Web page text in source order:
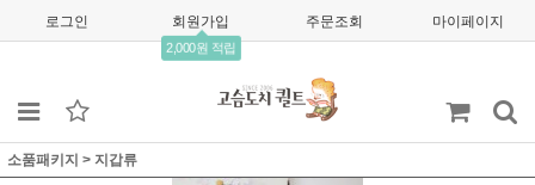
로그인 회원가입
2,000원 적립
주문조회 마이페이지
소품패키지 > 지갑류